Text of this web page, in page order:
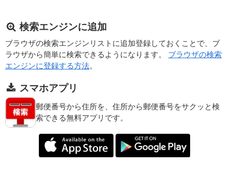
検索エンジンに追加
ブラウザの検索エンジンリストに追加登録しておくことで、ブ
ラウザから簡単に検索できるようになります。 ブラウザの検索
エンジンに登録する方法。
スマホアプリ
郵便番号から住所を、住所から郵便番号をサクッと検
索できる無料アプリです。